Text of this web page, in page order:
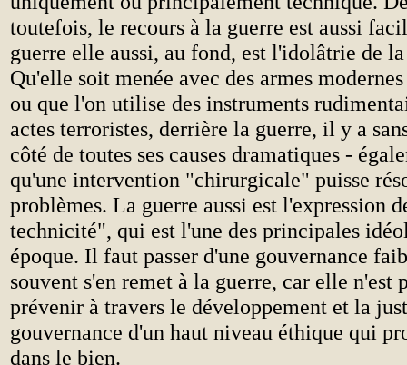
toutefois, le recours à la guerre est aussi
guerre elle aussi, au fond, est l'idolâtrie de
Qu'elle soit menée avec des armes
ou que l'on utilise des instruments
actes terroristes, derrière la guerre, il y a
côté de toutes ses causes dramatiques -
qu'une intervention "chirurgicale" puisse
problèmes. La guerre aussi est l'expression
technicité", qui est l'une des principales
époque. Il faut passer d'une gouvernance
souvent s'en remet à la guerre, car elle n'est
prévenir à travers le développement et la
gouvernance d'un haut niveau éthique qui
dans le bien.